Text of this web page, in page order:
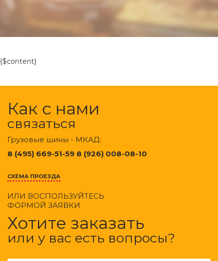
{$content}
Как с нами
связаться
Грузовые шины - МКАД:
8 (495) 669-51-59 8 (926) 008-08-10
СХЕМА ПРОЕЗДА
ИЛИ ВОСПОЛЬЗУЙТЕСЬ
ФОРМОЙ ЗАЯВКИ
Хотите заказать
или у вас есть вопросы?